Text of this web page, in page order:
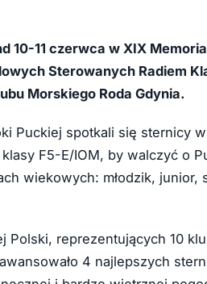
10-11 czerwca w XIX
Sterowanych Radiem
Morskiego Roda Gdynia.
Puckiej spotkali się sternicy
F5-E/IOM, by walczyć o
wiekowych: młodzik,
Polski, reprezentujących 10
4 najlepszych